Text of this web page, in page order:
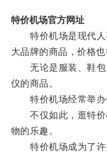
特价机场官方网址
特价机场是现代人
大品牌的商品，价格也
无论是服装、鞋包
仪的商品。
特价机场经常举办
不仅如此，逛特价
物的乐趣。
特价机场成为了许